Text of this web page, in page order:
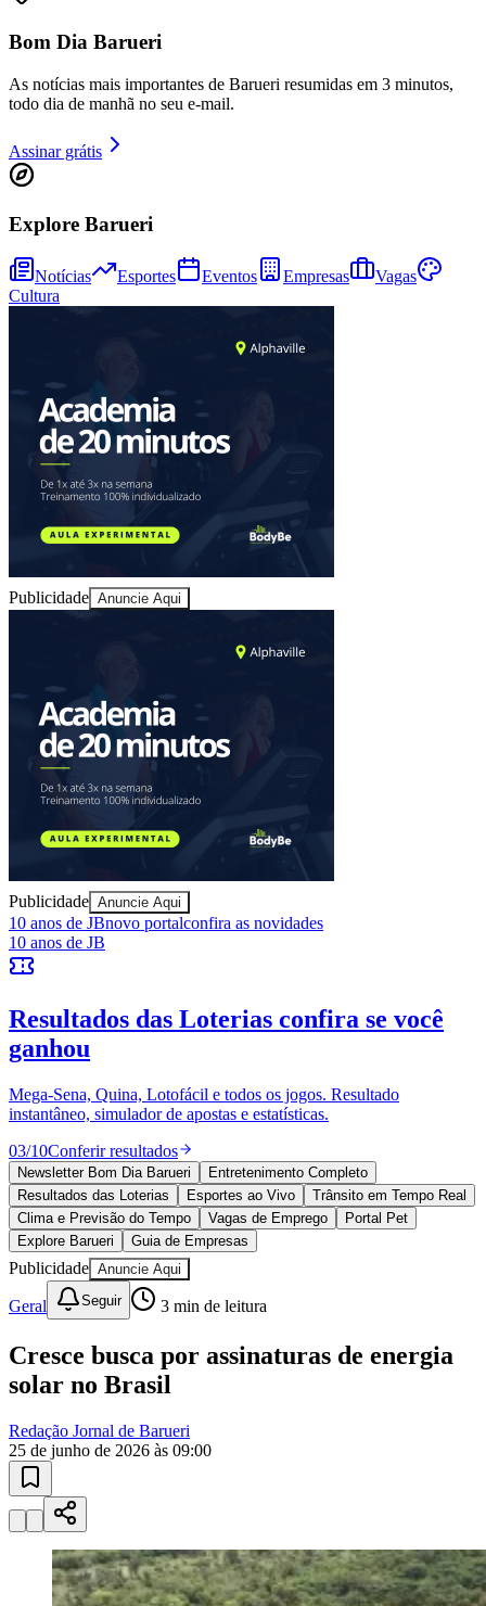
Athletico-PR
Vitória
Bom Dia Barueri
As notícias mais importantes de Barueri resumidas em 3 minutos,
todo dia de manhã no seu e-mail.
Assinar grátis
Explore Barueri
Notícias Esportes Eventos Empresas
Vagas
Cultura
Publicidade Anuncie Aqui
Publicidade Anuncie Aqui
10 anos de JBnovo portal
Esportes ao Vivo
atualizadas
Paulistão, Brasileirão, Champions League e mais. Placar em tempo
real, classificação e notícias esportivas.